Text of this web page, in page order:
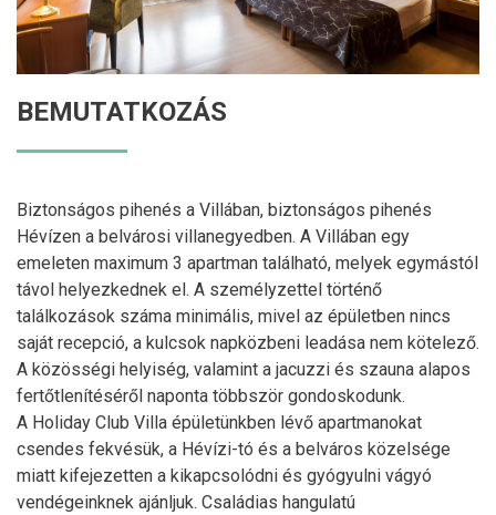
BEMUTATKOZÁS
Biztonságos pihenés a Villában, biztonságos pihenés
Hévízen a belvárosi villanegyedben. A Villában egy
emeleten maximum 3 apartman található, melyek egymástól
távol helyezkednek el. A személyzettel történő
találkozások száma minimális, mivel az épületben nincs
saját recepció, a kulcsok napközbeni leadása nem kötelező.
A közösségi helyiség, valamint a jacuzzi és szauna alapos
fertőtlenítéséről naponta többször gondoskodunk.
A Holiday Club Villa épületünkben lévő apartmanokat
csendes fekvésük, a Hévízi-tó és a belváros közelsége
miatt kifejezetten a kikapcsolódni és gyógyulni vágyó
vendégeinknek ajánljuk. Családias hangulatú